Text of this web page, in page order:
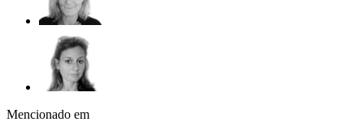
Mencionado em